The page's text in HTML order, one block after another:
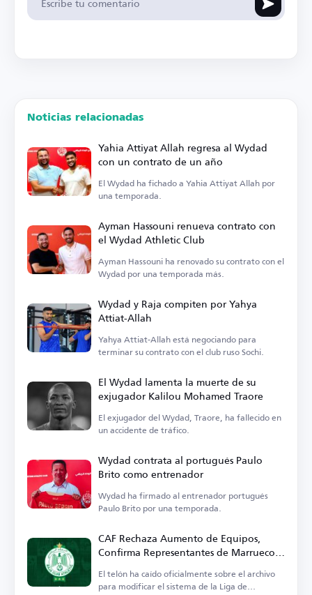
Noticias relacionadas
Yahia Attiyat Allah regresa al Wydad
con un contrato de un año
El Wydad ha fichado a Yahia Attiyat Allah por
una temporada.
Ayman Hassouni renueva contrato con
el Wydad Athletic Club
Ayman Hassouni ha renovado su contrato con el
Wydad por una temporada más.
Wydad y Raja compiten por Yahya
Attiat-Allah
Yahya Attiat-Allah está negociando para
terminar su contrato con el club ruso Sochi.
El Wydad lamenta la muerte de su
exjugador Kalilou Mohamed Traore
El exjugador del Wydad, Traore, ha fallecido en
un accidente de tráfico.
Wydad contrata al portugués Paulo
Brito como entrenador
Wydad ha firmado al entrenador portugués
Paulo Brito por una temporada.
CAF Rechaza Aumento de Equipos,
Confirma Representantes de Marruecos
y Excluye al Wydad
El telón ha caído oficialmente sobre el archivo
para modificar el sistema de la Liga de